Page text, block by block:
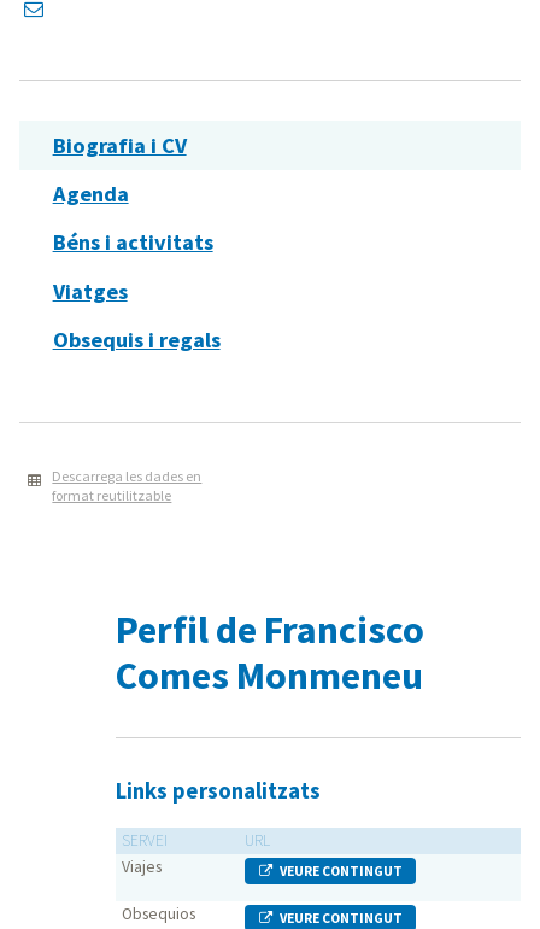
Biografia i CV
Agenda
Béns i activitats
Viatges
Obsequis i regals
Descarrega les dades en
format reutilitzable
Perfil de Francisco
Comes Monmeneu
Links personalitzats
SERVEI
URL
Viajes
VEURE CONTINGUT
Obsequios VEURE CONTINGUT